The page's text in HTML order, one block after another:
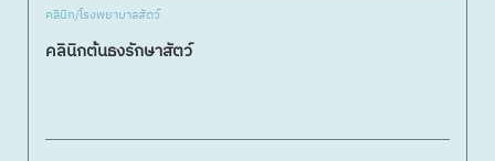
คลินิก/โรงพยาบาลสัตว์
คลินิกต้นธงรักษาสัตว์